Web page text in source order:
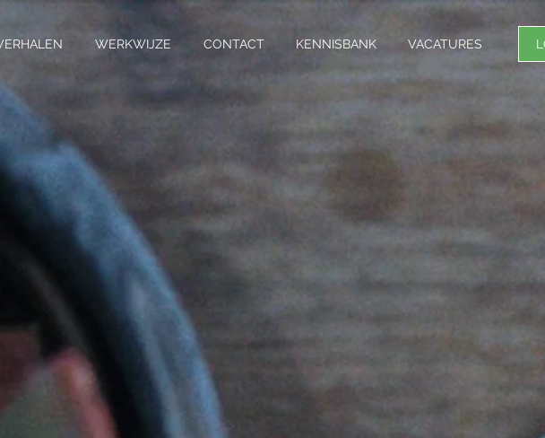
WERKWIJZE CONTACT KENNISBANK VACATURES